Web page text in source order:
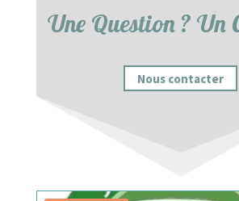
Une Question ? Un
Nous contacter